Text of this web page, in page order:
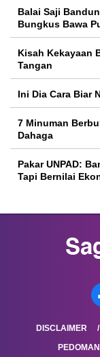
Balai Saji
Bungkus Bawa
Kisah Kekayaan
Tangan
Ini Dia Cara Biar
7 Minuman
Dahaga
Pakar UNPAD:
Tapi Bernilai
DISCLAIMER